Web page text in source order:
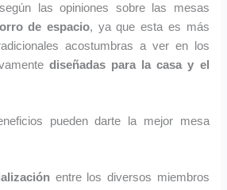
las opiniones sobre las mesas
de espacio, ya que esta es más
acostumbras a ver en los
diseñadas para la casa y el
pueden darte la mejor mesa
entre los diversos miembros